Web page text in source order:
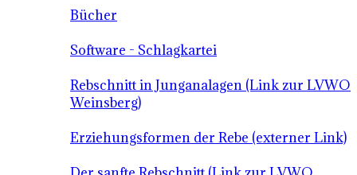
Bücher
Software - Schlagkartei
Rebschnitt in Junganalagen (Link zur LVWO
Weinsberg)
Erziehungsformen der Rebe (externer Link)